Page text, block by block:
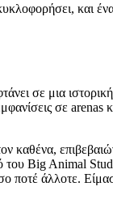
και
σε μια ιστορική
σε
καθένα,
του Big Animal
άλλοτε.